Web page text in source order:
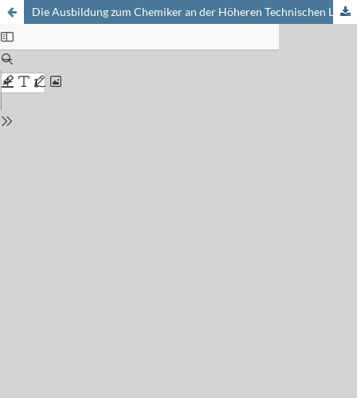
Die Ausbildung zum Chemiker an der Höheren Technischen Lehranstalt (HTL)